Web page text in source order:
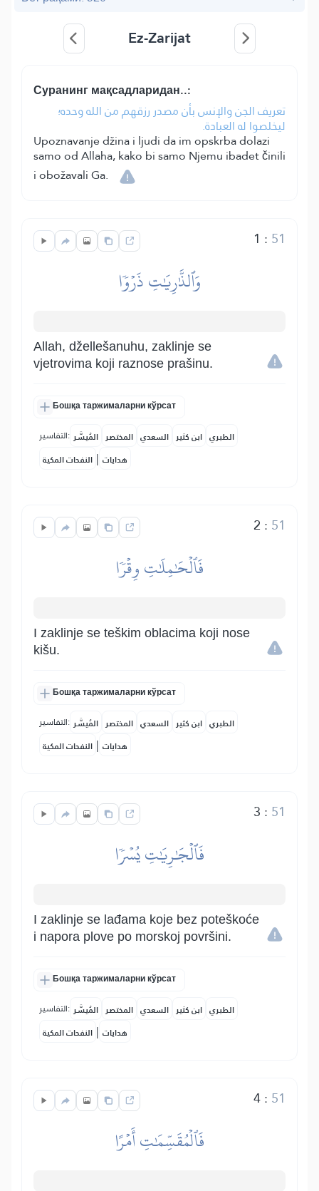
Ez-Zarijat
Суранинг мақсадларидан..:
تعريف الجن والإنس بأن مصدر رزقهم من الله وحده؛
ليخلصوا له العبادة.
Upoznavanje džina i ljudi da im opskrba dolazi
samo od Allaha, kako bi samo Njemu ibadet činili
i obožavali Ga.
1 : 51
وَٱلذَّٰرِيَٰتِ ذَرۡوٗا
Allah, džellešanuhu, zaklinje se
vjetrovima koji raznose prašinu.
Бошқа таржималарни кўрсат
التفاسير: المُيسَّر المختصر السعدي ابن كثير الطبري
النفحات المكية | هدايات
2 : 51
فَٱلۡحَٰمِلَٰتِ وِقۡرٗا
I zaklinje se teškim oblacima koji nose
kišu.
Бошқа таржималарни кўрсат
التفاسير: المُيسَّر المختصر السعدي ابن كثير الطبري
النفحات المكية | هدايات
3 : 51
فَٱلۡجَٰرِيَٰتِ يُسۡرٗا
I zaklinje se lađama koje bez poteškoće
i napora plove po morskoj površini.
Бошқа таржималарни кўрсат
التفاسير: المُيسَّر المختصر السعدي ابن كثير الطبري
النفحات المكية | هدايات
4: 51
فَٱلۡمُقَسِّمَٰتِ أَمۡرًا